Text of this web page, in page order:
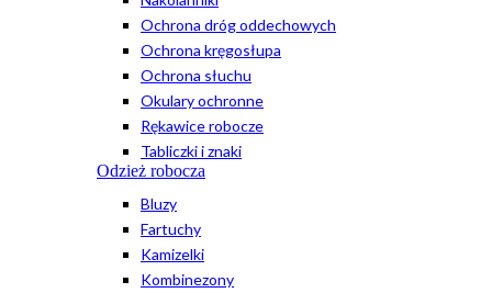
Ochrona dróg oddechowych
Ochrona kręgosłupa
Ochrona słuchu
Okulary ochronne
Rękawice robocze
Tabliczki i znaki
Odzież robocza
Bluzy
Fartuchy
Kamizelki
Kombinezony